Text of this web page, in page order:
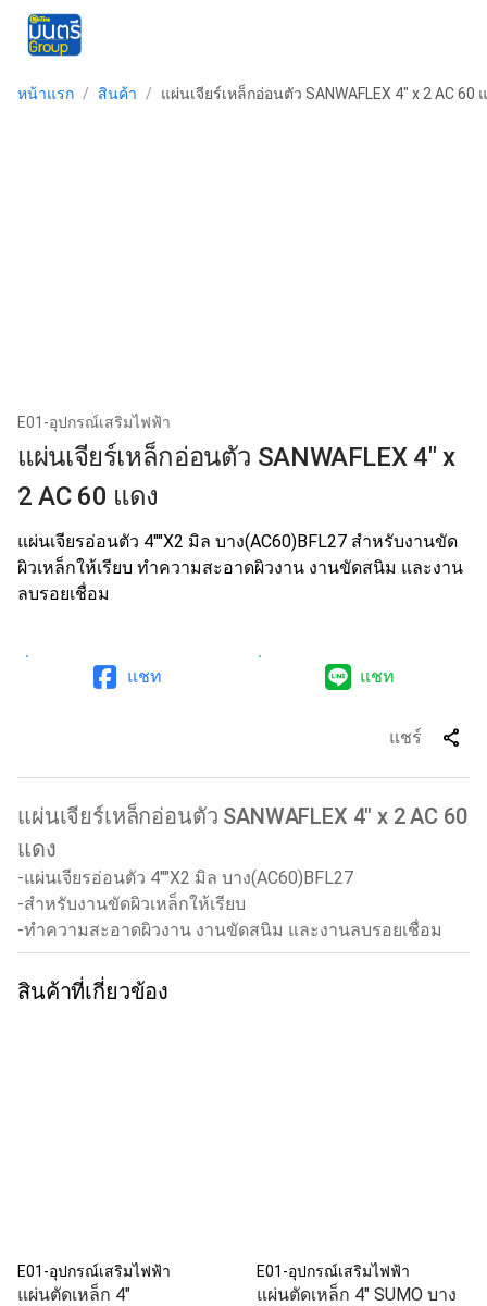
หน้าแรก / สินค้า / แผ่นเจียร์เหล็กอ่อนตัว SANWAFLEX 4" x 2 AC 60
E01-อุปกรณ์เสริมไฟฟ้า
แผ่นเจียร์เหล็กอ่อนตัว SANWAFLEX 4" x
2 AC 60 แดง
แผ่นเจียรอ่อนตัว 4""X2 มิล บาง(AC60)BFL27 สำหรับงานขัด
ผิวเหล็กให้เรียบ ทำความสะอาดผิวงาน งานขัดสนิม และงาน
ลบรอยเชื่อม
แชท แชท
แชร์ share
แผ่นเจียร์เหล็กอ่อนตัว SANWAFLEX 4" x 2 AC 60
แดง
-แผ่นเจียรอ่อนตัว 4""X2 มิล บาง(AC60)BFL27
-สำหรับงานขัดผิวเหล็กให้เรียบ
-ทำความสะอาดผิวงาน งานขัดสนิม และงานลบรอยเชื่อม
สินค้าที่เกี่ยวข้อง
E01-อุปกรณ์เสริมไฟฟ้า
แผ่นตัดเหล็ก 4"
E01-อุปกรณ์เสริมไฟฟ้า
แผ่นตัดเหล็ก 4" SUMO บาง